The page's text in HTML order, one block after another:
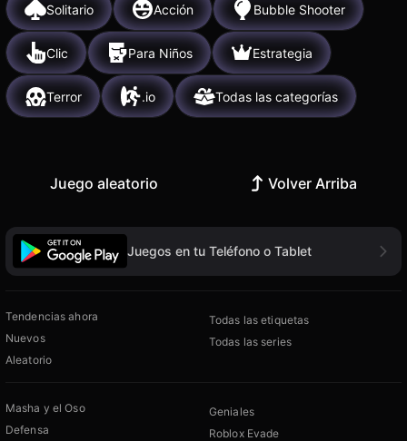
Solitario Acción Bubble Shooter
Clic Para Niños Estrategia
Terror .io Todas las categorías
Juego aleatorio Volver Arriba
Juegos en tu Teléfono o Tablet
Tendencias ahora
Nuevos
Aleatorio
Todas las etiquetas
Todas las series
Masha y el Oso
Defensa
Geniales
Roblox Evade